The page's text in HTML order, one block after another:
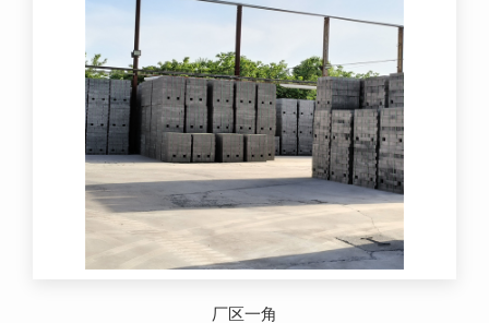
厂区一角